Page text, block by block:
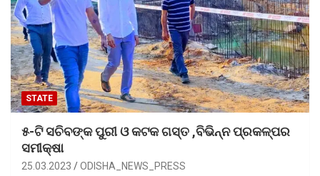
STATE
୫-ଟି ସଚିବଙ୍କ ପୁରୀ ଓ କଟକ ଗସ୍ତ ,ବିଭିନ୍ନ ପ୍ରକଳ୍ପର
ସମୀକ୍ଷା
25.03.2023 ODISHA_NEWS_PRESS